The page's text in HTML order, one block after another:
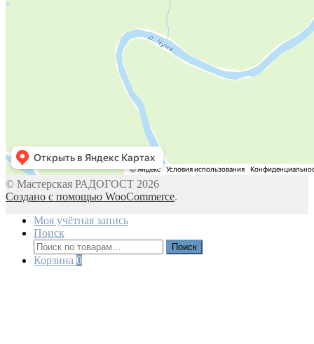
© Мастерская РАДОГОСТ 2026
Создано с помощью WooCommerce.
Моя учётная запись
Поиск
Искать:
Поиск
Корзина 0